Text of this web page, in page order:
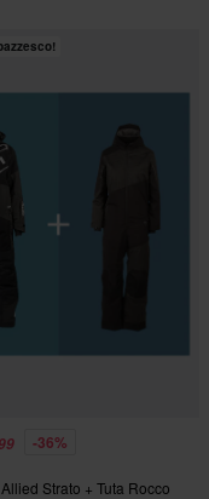
-36%
Strato + Tuta Rocco